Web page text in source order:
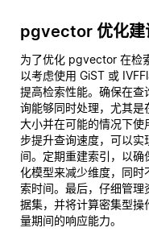
pgvector 优化建
为了优化 pgvector 在检
以考虑使用 GiST 或
提高检索性能。确保在
询能够同时处理，尤其
大小并在可能的情况下
步提升查询速度，可以实
间。定期重建索引，以
化模型来减少维度，同
索时间。最后，仔细管
据集，并将计算密集型
量期间的响应能力。